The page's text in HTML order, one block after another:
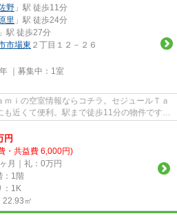
野 」駅 徒歩11分
里 」駅 徒歩24分
」駅 徒歩27分
市場東 ２丁目１２－２６
｜募集中： 1室
ｉの空室情報ならコチラ。セジュールＴａ
も近くて便利。駅まで徒歩11分の物件です。
円
・共益費 6,000円)
月｜礼：0万円
：1階
：1K
22.93㎡